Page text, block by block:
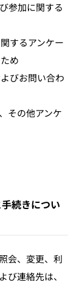
参加に関する
するアンケー
め
びお問い合わ
その他アンケ
続きについ
会、変更、利
連絡先は、